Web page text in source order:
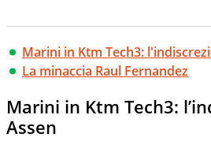
Marini in Ktm Tech3:
La minaccia Raul Fernandez
Marini in Ktm Tech3:
Assen